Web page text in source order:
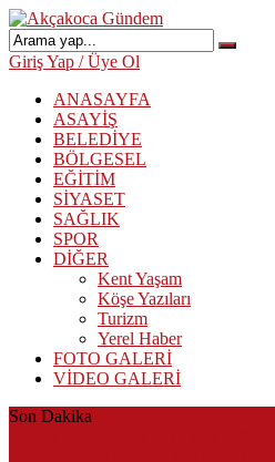
Giriş Yap / Üye Ol
ANASAYFA
ASAYİŞ
BELEDİYE
BÖLGESEL
EĞİTİM
SİYASET
SAĞLIK
SPOR
DİĞER
Kent Yaşam
Köşe Yazıları
Turizm
Yerel Haber
FOTO GALERİ
VİDEO GALERİ
Son Dakika